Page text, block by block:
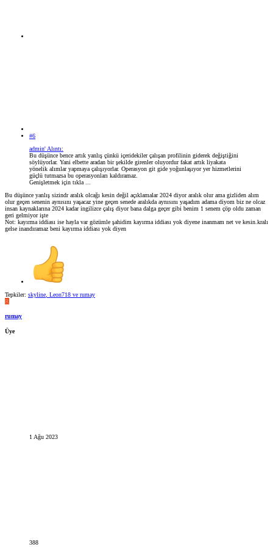
#6
admin' Alıntı:
Bu düşünce bence artık yanlış çünkü içeridekiler çalışan profilinin giderek değiştiğini
söylüyorlar. Yani elbette aradan bir şekilde girenler oluyordur fakat artık liyakata
yönelik alımlar yapmaya çalışıyorlar. Operasyon git gide yoğunlaşıyor yer hizmetlerini
güçlü tutmazsa bu operasyonları kaldıramaz.
Genişletmek için tıkla ...
Bu düşünce yanlış sizindr aralık olcağı kesin değil açıklamalar 2024 diyor aralık olur ama gizliden alım
olur geçen senenin aynısını yaşacaz yine geçen senede aralıkda aynısını yaşadım adama diyom biz ne olcaz
insan kaynaklarına 2024 kadar ingilizce çalış diyor bana dalga geçer gibi benim 1 senem çöp oldu zaman
geri gelmiyor işte
Not: kayırma iddiası ise hayla var gözümle şahidim kayırma iddiası yok diyene inanmam net ve kesin.kralı
gelse inandıramaz beni kayırma iddiası yok diyen
Tepkiler: skyline Leon718 ve rumay
R
rumay
Üye
1 Ağu 2023
388